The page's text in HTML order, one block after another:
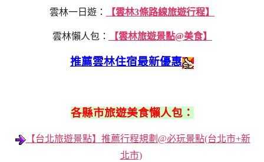
雲林一日遊： 【雲林3條路線旅遊行程】
雲林懶人包： 【雲林旅遊景點@美食】
推薦雲林住宿最新優惠
各縣市旅遊美食懶人包：
【台北旅遊景點】推薦行程規劃@必玩景點(台北市+新
北市)